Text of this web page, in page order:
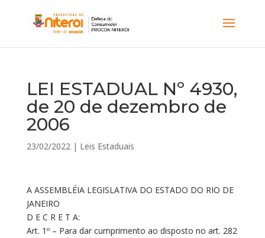
LEI ESTADUAL Nº 4930,
de 20 de dezembro de
2006
23/02/2022| Leis Estaduais
A ASSEMBLÉIA LEGISLATIVA DO ESTADO DO RIO DE
JANEIRO
D E C R E T A:
Art. 1º – Para dar cumprimento ao disposto no art. 282